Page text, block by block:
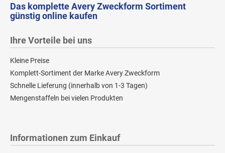
Das komplette Avery Zweckform Sortiment
günstig online kaufen
Ihre Vorteile bei uns
Kleine Preise
Komplett-Sortiment der Marke Avery Zweckform
Schnelle Lieferung (innerhalb von 1-3 Tagen)
Mengenstaffeln bei vielen Produkten
Informationen zum Einkauf